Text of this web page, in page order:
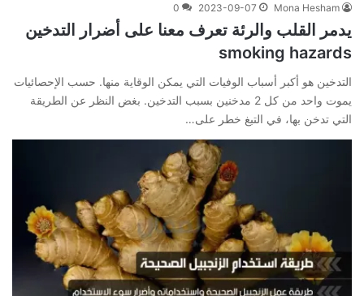
Mona Hesham
2023-09-07
0
يدمر القلب والرئة تعرف معنا على أضرار التدخين
smoking hazards
التدخين هو أكبر أسباب الوفيات التي يمكن الوقاية منها. حسب الإحصائيات
يموت واحد من كل 2 مدخنين بسبب التدخين. بغض النظر عن الطريقة
التي تدخن بها، في التبغ خطر على…